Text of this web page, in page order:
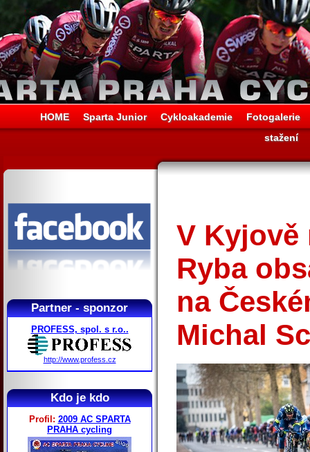
HOME Sparta Junior Cykloakademie
Fotogalerie
stažení
Partner - sponzor
PROFESS, spol. s r.o..
http://www.profess.cz
Kdo je kdo
Profil: 2009 AC SPARTA
PRAHA cycling
V Kyjově
Ryba
na
Michal